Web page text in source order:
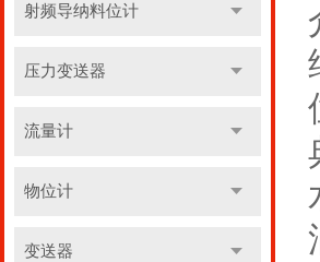
射频导纳料位计
压力变送器
流量计
物位计
变送器